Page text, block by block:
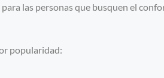
las personas que busquen el
popularidad: